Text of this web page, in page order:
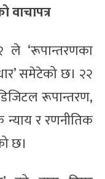
ले ‘रूपान्तरणका
समेटेको छ। २२
रूपान्तरण,
न्याय र रणनीतिक
छ।